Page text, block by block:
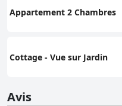
Appartement 2 Chambres
Cottage - Vue sur Jardin
Avis